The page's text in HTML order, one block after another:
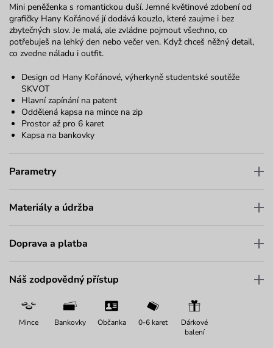
Mini peněženka s romantickou duší. Jemné květinové zdobení od
grafičky Hany Kořánové jí dodává kouzlo, které zaujme i bez
zbytečných slov. Je malá, ale zvládne pojmout všechno, co
potřebuješ na lehký den nebo večer ven. Když chceš něžný detail,
co zvedne náladu i outfit.
Design od Hany Kořánové, výherkyně studentské soutěže
SKVOT
Hlavní zapínání na patent
Oddělená kapsa na mince na zip
Prostor až pro 6 karet
Kapsa na bankovky
Parametry
Materiály a údržba
Doprava a platba
Náš zodpovědný přístup
Mince Bankovky Občanka 0-6 karet
Dárkové
balení